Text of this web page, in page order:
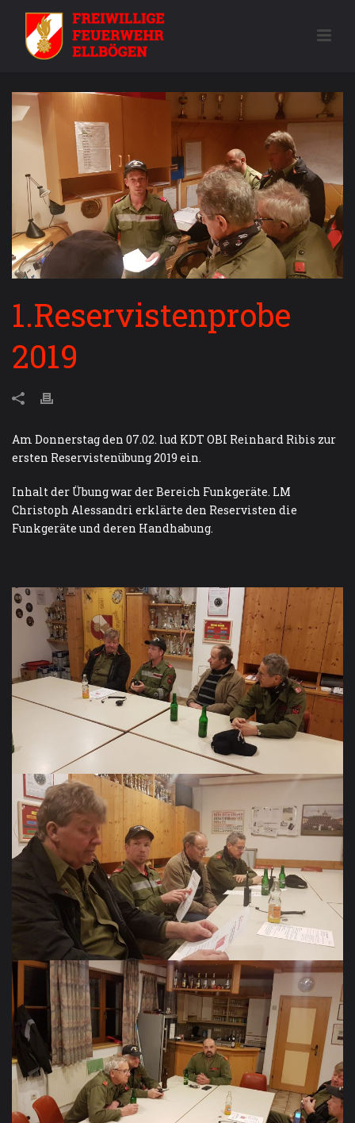
1.Reservistenprobe
2019
Am Donnerstag den 07.02. lud KDT OBI Reinhard Ribis zur
ersten Reservistenübung 2019 ein.
Inhalt der Übung war der Bereich Funkgeräte. LM
Christoph Alessandri erklärte den Reservisten die
Funkgeräte und deren Handhabung.